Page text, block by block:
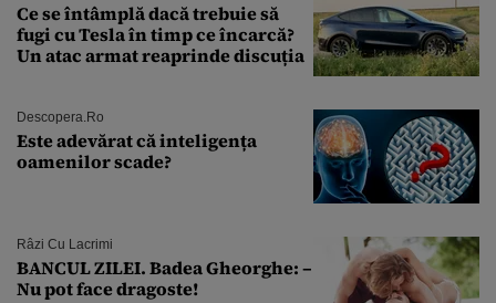
Ce se întâmplă dacă trebuie să
fugi cu Tesla în timp ce încarcă?
Un atac armat reaprinde discuția
Descopera.ro
Este adevărat că inteligența
oamenilor scade?
Râzi Cu Lacrimi
BANCUL ZILEI. Badea Gheorghe: –
Nu pot face dragoste!